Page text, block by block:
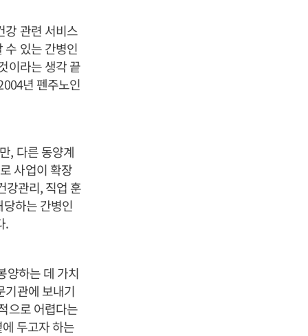
강 관련 서비스
수 있는 간병인
이라는 생각 끝
년 펜주노인
, 다른 동양계
사업이 확장
강관리, 직업 훈
하는 간병인
.
양하는 데 가치
기관에 보내기
으로 어렵다는
두고자 하는